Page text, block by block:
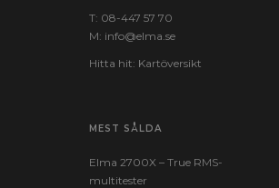
T: 08-447 57 70
M: info@elma.se
Hitta hit: Kartöversikt
MEST SÅLDA
Elma 2700X – True RMS-
multitester